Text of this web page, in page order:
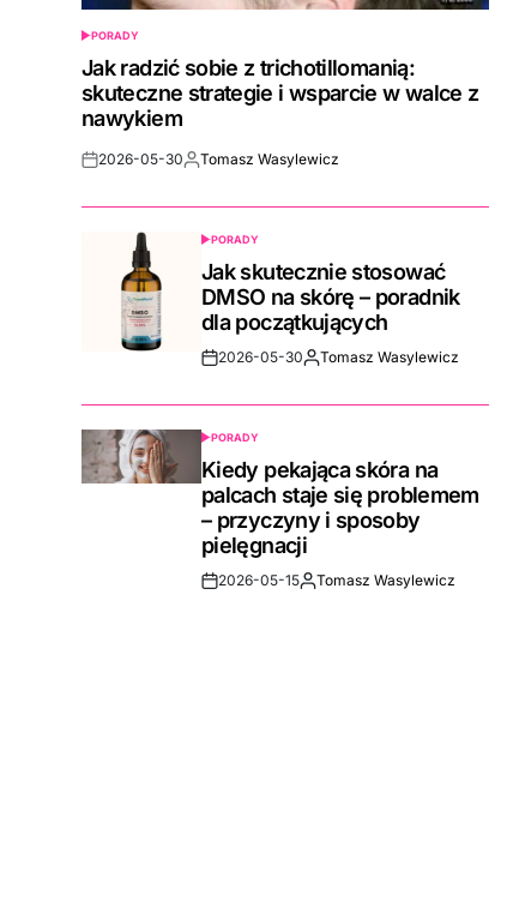
POSTED
IN
PORADY
Jak radzić sobie z trichotillomanią:
skuteczne strategie i wsparcie w walce z
nawykiem
Post2026-05-30By:Tomasz Wasylewicz
POSTED
IN
PORADY
Jak skutecznie stosować
DMSO na skórę – poradnik
dla początkujących
Post2026-05-30By:Tomasz Wasylewicz
POSTED
IN
PORADY
Kiedy pekająca skóra na
palcach staje się problemem
– przyczyny i sposoby
pielęgnacji
Post2026-05-15By:Tomasz Wasylewicz